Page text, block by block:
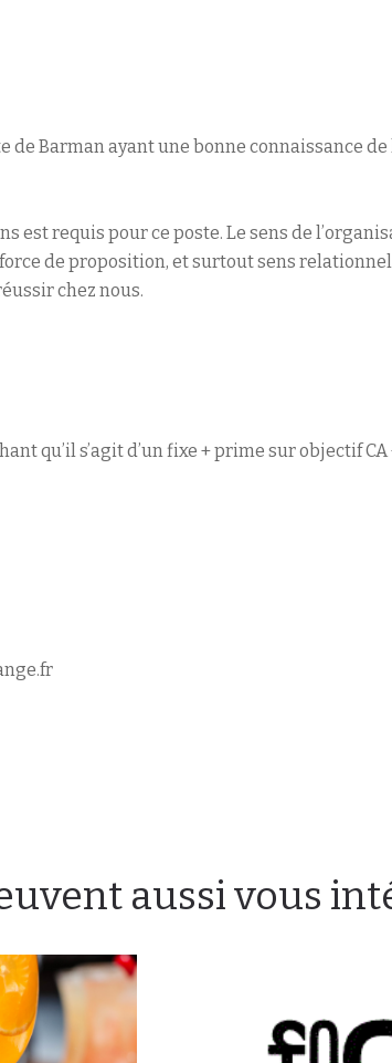
de Barman ayant une bonne connaissance
est requis pour ce poste. Le sens de
de proposition, et surtout sens
chez nous.
qu’il s’agit d’un fixe + prime sur objectif
aussi vous